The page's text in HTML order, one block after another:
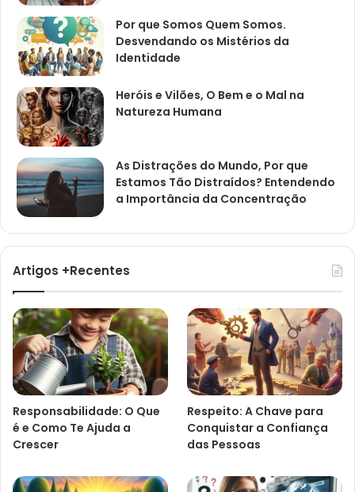
Por que Somos Quem Somos.
Desvendando os Mistérios da
Identidade
Heróis e Vilões, O Bem e o Mal na
Natureza Humana
As Distrações do Mundo, Por que
Estamos Tão Distraídos? Entendendo
a Importância da Concentração
Artigos +Recentes
Responsabilidade: O Que
é e Como Te Ajuda a
Crescer
Respeito: A Chave para
Conquistar a Confiança
das Pessoas